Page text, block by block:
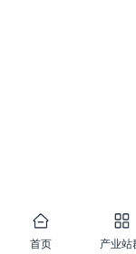
首页 产业站